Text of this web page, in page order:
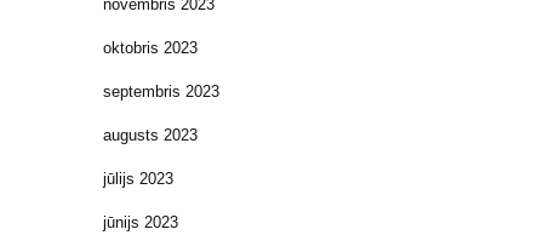
novembris 2023
oktobris 2023
septembris 2023
augusts 2023
jūlijs 2023
jūnijs 2023